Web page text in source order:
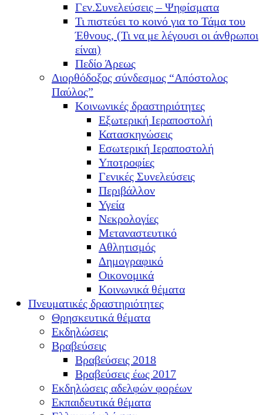
Γεν.Συνελεύσεις – Ψηφίσματα
Τι πιστεύει το κοινό για το Τάμα του
Έθνους, (Τι να με λέγουσι οι άνθρωποι
είναι)
Πεδίο Άρεως
Διορθόδοξος σύνδεσμος “Απόστολος
Παύλος”
Κοινωνικές δραστηριότητες
Εξωτερική Ιεραποστολή
Κατασκηνώσεις
Εσωτερική Ιεραποστολή
Υποτροφίες
Γενικές Συνελεύσεις
Περιβάλλον
Υγεία
Νεκρολογίες
Μεταναστευτικό
Αθλητισμός
Δημογραφικό
Οικονομικά
Κοινωνικά θέματα
Πνευματικές δραστηριότητες
Θρησκευτικά θέματα
Εκδηλώσεις
Βραβεύσεις
Βραβεύσεις 2018
Βραβεύσεις έως 2017
Εκδηλώσεις αδελφών φορέων
Εκπαιδευτικά θέματα